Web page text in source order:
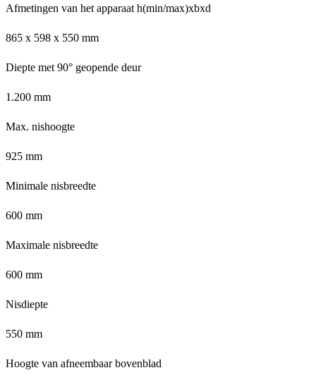
Afmetingen van het apparaat h(min/max)xbxd
865 x 598 x 550 mm
Diepte met 90° geopende deur
1.200 mm
Max. nishoogte
925 mm
Minimale nisbreedte
600 mm
Maximale nisbreedte
600 mm
Nisdiepte
550 mm
Hoogte van afneembaar bovenblad